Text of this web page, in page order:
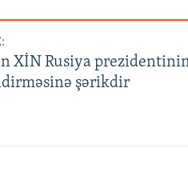
XİN Rusiya
şərikdir